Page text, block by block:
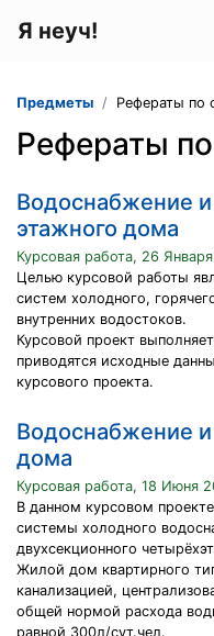
Я неуч!
Предметы Рефераты по
Рефераты
Водоснабжение
этажного дома
Курсовая работа, 26
Целью курсовой работы
систем холодного,
внутренних водостоков.
Курсовой проект
приводятся исходные
курсового проекта.
Водоснабжение
дома
Курсовая работа, 18 Июня
В данном курсовом
системы холодного
двухсекционного
Жилой дом квартирного
канализацией,
общей нормой расхода
равной 300л/сут.чел.